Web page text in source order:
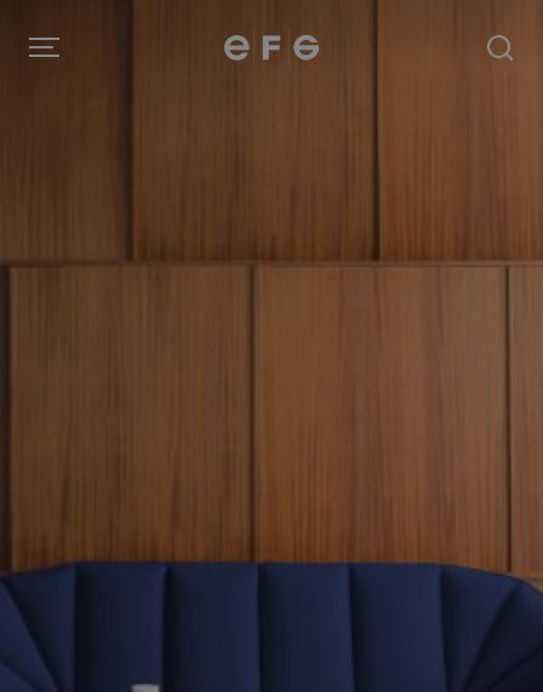
EFG
Menu
Nyheter & Stories